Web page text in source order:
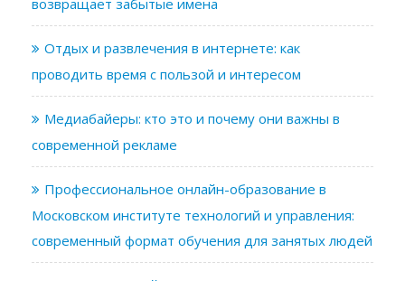
возвращает забытые имена
Отдых и развлечения в интернете: как
проводить время с пользой и интересом
Медиабайеры: кто это и почему они важны в
современной рекламе
Профессиональное онлайн-образование в
Московском институте технологий и управления:
современный формат обучения для занятых людей